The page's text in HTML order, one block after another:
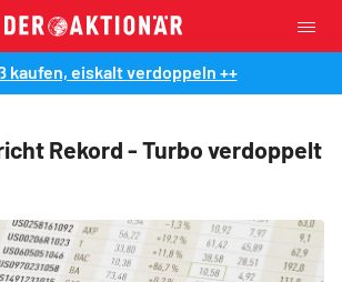
kaufen, eiskalt verdoppeln ++
Rekord - Turbo verdoppelt